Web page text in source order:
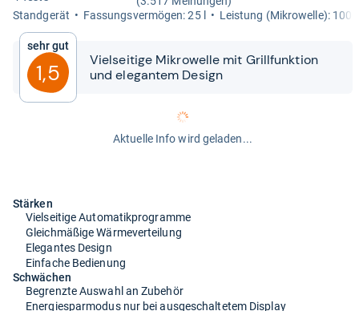
Stand­ge­rät
Fas­sungs­ver­mö­gen: 25 l Leis­tung (Mikro­welle):
Sehr gut
1,5
Viel­sei­tige Mikro­welle mit Grill­funk­tion
und ele­gan­tem Design
Aktuelle Info wird geladen...
Stärken
Vielseitige Automatikprogramme
Gleichmäßige Wärmeverteilung
Elegantes Design
Einfache Bedienung
Schwächen
Begrenzte Auswahl an Zubehör
Energiesparmodus nur bei ausgeschaltetem Display